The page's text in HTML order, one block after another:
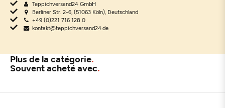
Teppichversand24 GmbH
Berliner Str. 2-6, (51063 Köln), Deutschland
+49 (0)221 716 128 0
kontakt@teppichversand24.de
Plus de la catégorie
Souvent acheté avec